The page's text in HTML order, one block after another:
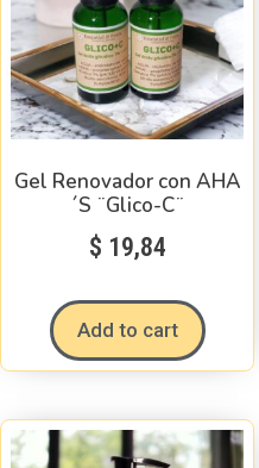
Gel Renovador con AHA
´S ¨Glico-C¨
$ 19,84
Add to cart